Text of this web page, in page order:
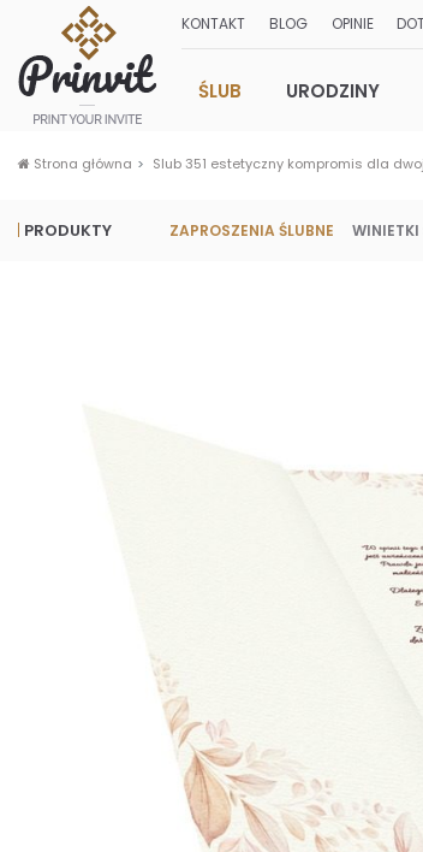
KONTAKT BLOG OPINIE
ŚLUB URODZINY
Strona główna Slub 351 estetyczny kompromis dla
PRODUKTY ZAPROSZENIA ŚLUBNE WINIETKI